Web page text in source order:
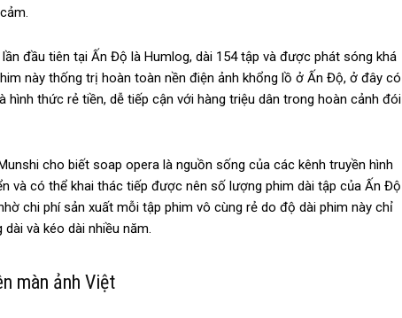
đầu tiên tại Ấn Độ là Humlog, dài 154 tập và được phát sóng khá
này thống trị hoàn toàn nền điện ảnh khổng lồ ở Ấn Độ, ở đây có
hình thức rẻ tiền, dễ tiếp cận với hàng triệu dân trong hoàn cảnh đói
cho biết soap opera là nguồn sống của các kênh truyền hình
và có thể khai thác tiếp được nên số lượng phim dài tập của Ấn Độ
chi phí sản xuất mỗi tập phim vô cùng rẻ do độ dài phim này chỉ
và kéo dài nhiều năm.
màn ảnh Việt